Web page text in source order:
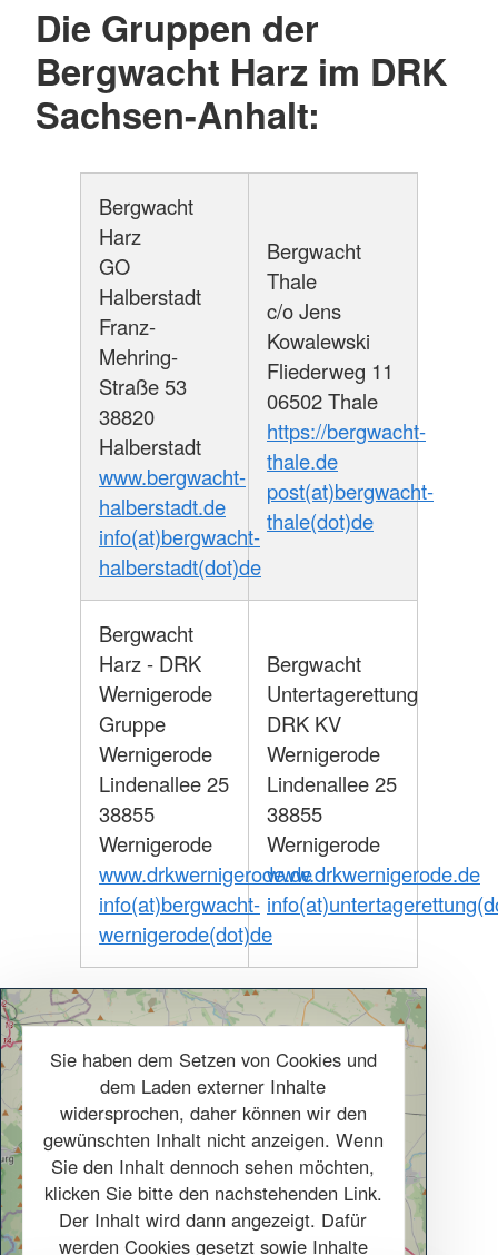
Die Gruppen der
Bergwacht Harz im DRK
Sachsen-Anhalt:
Bergwacht
Harz
GO
Halberstadt
Franz-
Mehring-
Straße 53
38820
Halberstadt
www.bergwacht-
halberstadt.de
info(at)bergwacht-
halberstadt(dot)de
Bergwacht
Thale
c/o Jens
Kowalewski
Fliederweg 11
06502 Thale
https://bergwacht-
thale.de
post(at)bergwacht-
thale(dot)de
Bergwacht
Harz - DRK
Wernigerode
Gruppe
Wernigerode
Lindenallee 25
38855
Wernigerode
www.drkwernigerode.de
info(at)bergwacht-
wernigerode(dot)de
Bergwacht
Untertagerettung
DRK KV
Wernigerode
Lindenallee 25
38855
Wernigerode
www.drkwernigerode.de
Sie haben dem Setzen von Cookies und
dem Laden externer Inhalte
widersprochen, daher können wir den
gewünschten Inhalt nicht anzeigen. Wenn
Sie den Inhalt dennoch sehen möchten,
klicken Sie bitte den nachstehenden Link.
Der Inhalt wird dann angezeigt. Dafür
werden Cookies gesetzt sowie Inhalte